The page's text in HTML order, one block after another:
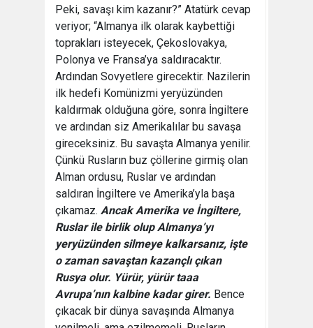
Peki, savaşı kim kazanır?” Atatürk cevap
veriyor; “Almanya ilk olarak kaybettiği
toprakları isteyecek, Çekoslovakya,
Polonya ve Fransa’ya saldıracaktır.
Ardından Sovyetlere girecektir. Nazilerin
ilk hedefi Komünizmi yeryüzünden
kaldırmak olduğuna göre, sonra İngiltere
ve ardından siz Amerikalılar bu savaşa
gireceksiniz. Bu savaşta Almanya yenilir.
Çünkü Rusların buz çöllerine girmiş olan
Alman ordusu, Ruslar ve ardından
saldıran İngiltere ve Amerika’yla başa
çıkamaz. Ancak Amerika ve İngiltere,
Ruslar ile birlik olup Almanya’yı
yeryüzünden silmeye kalkarsanız, işte
o zaman savaştan kazançlı çıkan
Rusya olur. Yürür, yürür taaa
Avrupa’nın kalbine kadar girer. Bence
çıkacak bir dünya savaşında Almanya